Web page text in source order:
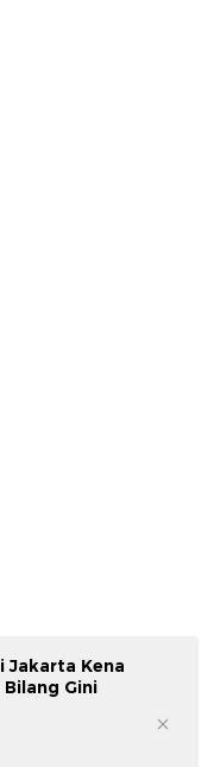
Jakarta Kena
Gini